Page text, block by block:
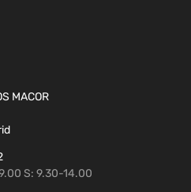
MACOR
S: 9.30-14.00